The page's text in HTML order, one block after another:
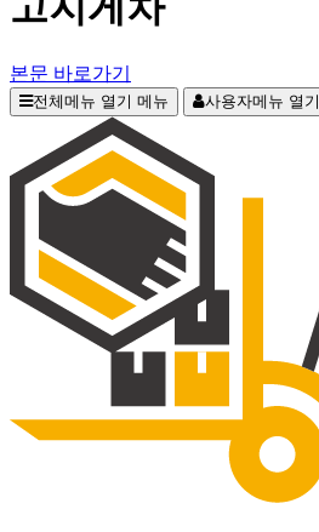
본문 바로가기
전체메뉴 열기 메뉴 사용자메뉴 열기